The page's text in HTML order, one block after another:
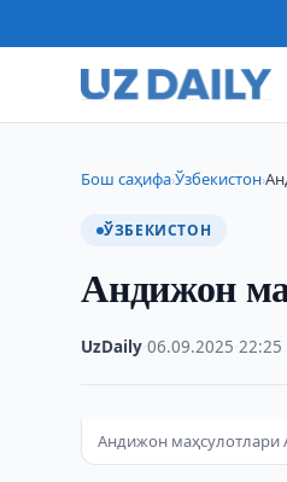
Бош саҳифа›Ўзбекистон›
ЎЗБЕКИСТОН
Андижон
UzDaily ·06.09.2025 ·22:25
Андижон